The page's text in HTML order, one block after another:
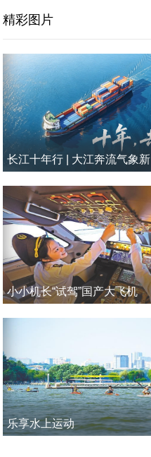
精彩图片
长江十年行 | 大江奔流气象新
小小机长“试驾”国产大飞机
乐享水上运动